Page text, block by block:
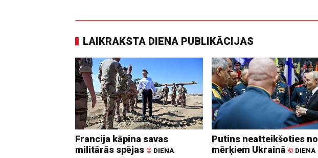
LAIKRAKSTA DIENA PUBLIKĀCIJAS
Francija kāpina savas
militārās spējas © DIENA
Putins neatteikšoties no
mērķiem Ukrainā © DIENA